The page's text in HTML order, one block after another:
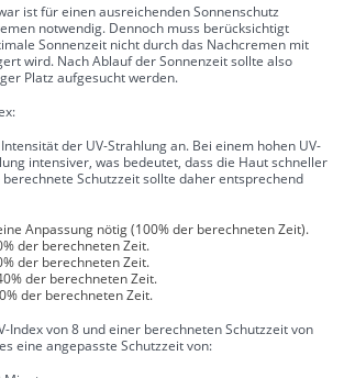
ist für einen ausreichenden Sonnenschutz
notwendig. Dennoch muss berücksichtigt
Sonnenzeit nicht durch das Nachcremen mit
wird. Nach Ablauf der Sonnenzeit sollte also
Platz aufgesucht werden.
der UV-Strahlung an. Bei einem hohen UV-
intensiver, was bedeutet, dass die Haut schneller
Schutzzeit sollte daher entsprechend
Anpassung nötig (100% der berechneten Zeit).
der berechneten Zeit.
der berechneten Zeit.
der berechneten Zeit.
der berechneten Zeit.
Index von 8 und einer berechneten Schutzzeit von
eine angepasste Schutzzeit von: